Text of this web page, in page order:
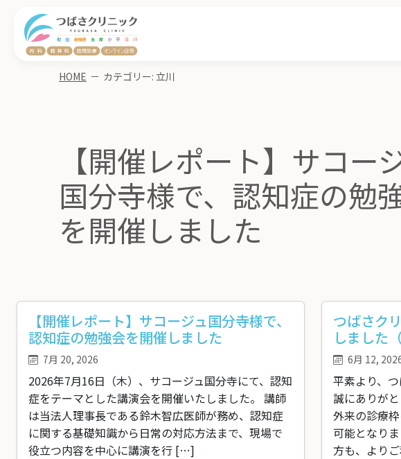
HOME － カテゴリー: 立川
【開催レポート】サコー
国分寺様で、認知症の勉
を開催しました
【開催レポート】サコージュ国分寺様で、
認知症の勉強会を開催しました
7月 20, 2026
2026年7月16日（木）、サコージュ国分寺にて、認知
症をテーマとした講演会を開催いたしました。 講師
は当法人理事長である鈴木智広医師が務め、認知症
に関する基礎知識から日常の対応方法まで、現場で
役立つ内容を中心に講演を行 […]
つばさク
しました
6月 12,
平素より、
誠にありが
外来の診療
可能となり
方も、より